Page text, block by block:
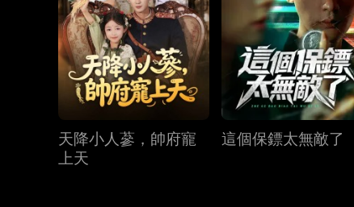
天降小人蔘，帥府寵
上天
這個保鏢太無敵了